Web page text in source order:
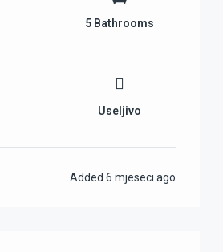
5 Bathrooms
Useljivo
Added 6 mjeseci ago